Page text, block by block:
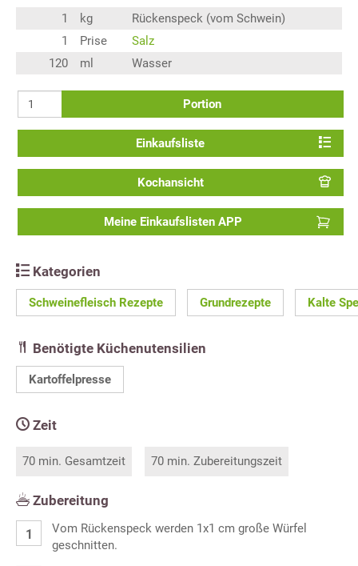
1 kg
Rückenspeck (vom Schwein)
1
Prise
Salz
120
ml Wasser
Portion
Einkaufsliste
Kochansicht
Meine Einkaufslisten APP
Kategorien
Schweinefleisch Rezepte Grundrezepte Kalte
Benötigte Küchenutensilien
Kartoffelpresse
Zeit
70 min. Gesamtzeit 70 min. Zubereitungszeit
Zubereitung
Vom Rückenspeck werden 1x1 cm große Würfel
geschnitten.